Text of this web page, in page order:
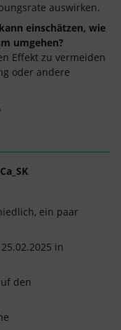
auswirken.
einschätzen, wie
umgehen?
Effekt zu vermeiden
oder andere
ein paar
in
den